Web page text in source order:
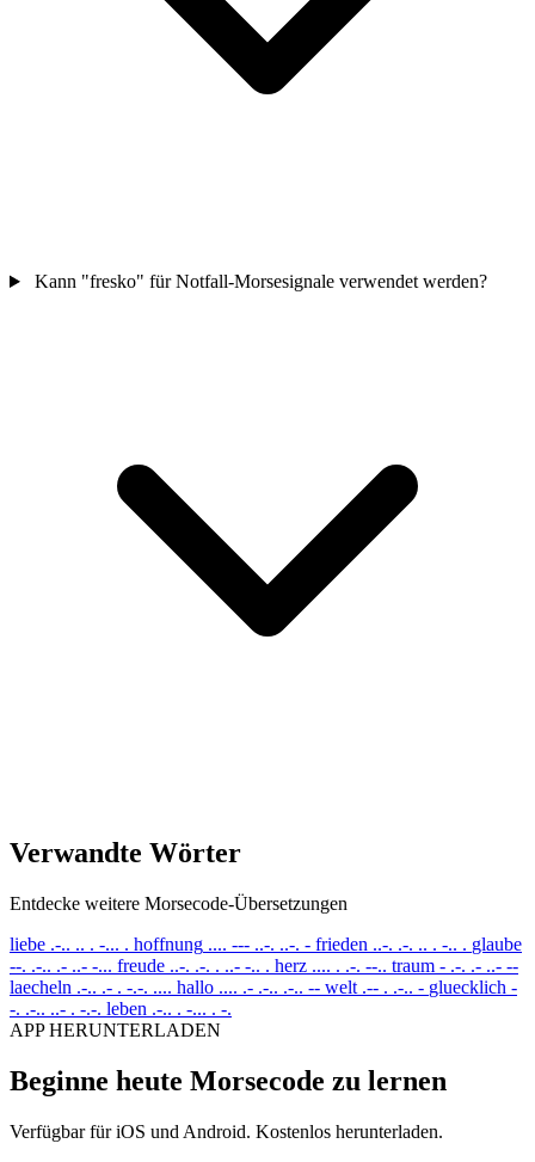
Kann "fresko" für Notfall-Morsesignale verwendet werden?
Verwandte Wörter
Entdecke weitere Morsecode-Übersetzungen
liebe .-.. .. . -... . hoffnung .... --- ..-. ..-. - frieden ..-. .-. .. . -.. . glaube
--. .-.. .- ..- -... freude ..-. .-. . ..- -.. . herz .... . .-. --.. traum - .-. .- ..- --
laecheln .-.. .- . -.-. .... hallo .... .- .-.. .-.. -- welt .-- . .-.. - gluecklich -
-. .-.. ..- . -.-. leben .-.. . -... . -.
APP HERUNTERLADEN
Beginne heute Morsecode zu lernen
Verfügbar für iOS und Android. Kostenlos herunterladen.